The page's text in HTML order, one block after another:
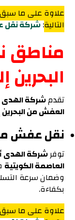
علاوة على ما
التالية:شركة نقل
مناطق
تقدمشركة الهدى
العفش من البحرين
نقل عفش من
توفرشركة الهدى
العاصمة الكويتية
وضمان سرعة
بكفاءة.
علاوة على ما